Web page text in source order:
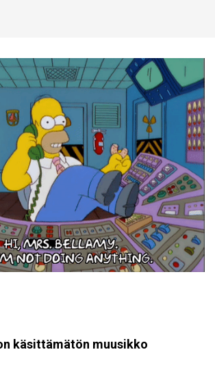
käsittämätön muusikko